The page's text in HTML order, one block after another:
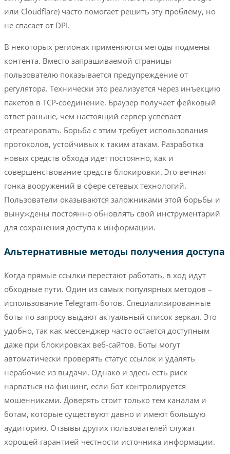
или Cloudflare) часто помогает решить эту проблему, но
не спасает от DPI.
В некоторых регионах применяются методы подмены
контента. Вместо запрашиваемой страницы
пользователю показывается предупреждение от
регулятора. Технически это реализуется через инъекцию
пакетов в TCP-соединение. Браузер получает фейковый
ответ раньше, чем настоящий сервер успевает
отреагировать. Борьба с этим требует использования
протоколов, устойчивых к таким атакам. Разработка
новых средств обхода идет постоянно, как и
совершенствование средств блокировки. Это вечная
гонка вооружений в сфере сетевых технологий.
Пользователи оказываются заложниками этой борьбы и
вынуждены постоянно обновлять свой инструментарий
для сохранения доступа к информации.
Альтернативные методы получения доступа
Когда прямые ссылки перестают работать, в ход идут
обходные пути. Один из самых популярных методов –
использование Telegram-ботов. Специализированные
боты по запросу выдают актуальный список зеркал. Это
удобно, так как мессенджер часто остается доступным
даже при блокировках веб-сайтов. Боты могут
автоматически проверять статус ссылок и удалять
нерабочие из выдачи. Однако и здесь есть риск
нарваться на фишинг, если бот контролируется
мошенниками. Доверять стоит только тем каналам и
ботам, которые существуют давно и имеют большую
аудиторию. Отзывы других пользователей служат
хорошей гарантией честности источника информации.